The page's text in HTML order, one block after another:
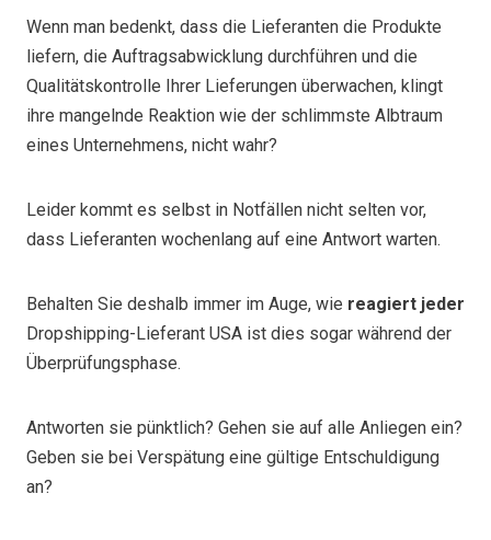
Wenn man bedenkt, dass die Lieferanten die Produkte
liefern, die Auftragsabwicklung durchführen und die
Qualitätskontrolle Ihrer Lieferungen überwachen, klingt
ihre mangelnde Reaktion wie der schlimmste Albtraum
eines Unternehmens, nicht wahr?
Leider kommt es selbst in Notfällen nicht selten vor,
dass Lieferanten wochenlang auf eine Antwort warten.
Behalten Sie deshalb immer im Auge, wie reagiert jeder
Dropshipping-Lieferant USA ist dies sogar während der
Überprüfungsphase.
Antworten sie pünktlich? Gehen sie auf alle Anliegen ein?
Geben sie bei Verspätung eine gültige Entschuldigung
an?